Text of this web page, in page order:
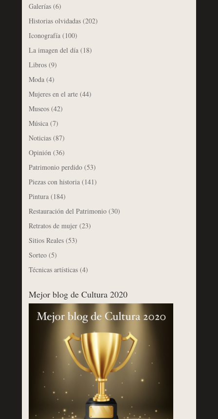
Galerías(6)
Historias olvidadas(202)
Iconografía(100)
La imagen del día(18)
Libros(9)
Moda(4)
Mujeres en el arte(44)
Museos(42)
Música(7)
Noticias(87)
Opinión(36)
Patrimonio perdido(53)
Piezas con historia(141)
Pintura(184)
Restauración del Patrimonio(30)
Retratos de mujer(23)
Sitios Reales(53)
Sorteo(5)
Técnicas artísticas(4)
Mejor blog de Cultura 2020